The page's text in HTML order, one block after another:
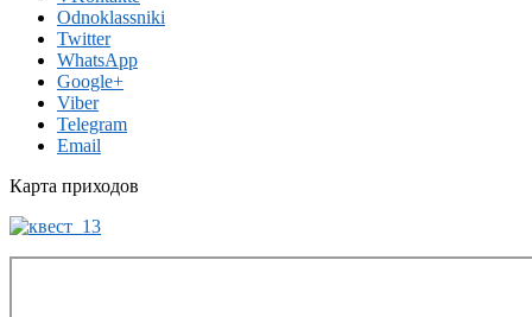
Odnoklassniki
Twitter
WhatsApp
Google+
Viber
Telegram
Email
Карта приходов